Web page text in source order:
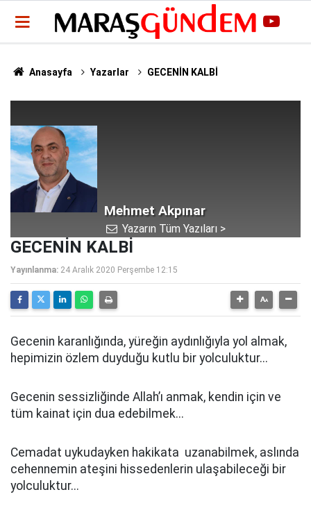
Anasayfa Yazarlar GECENİN KALBİ
Mehmet Akpınar
Yazarın Tüm Yazıları >
GECENİN KALBİ
Yayınlanma: 24 Aralık 2020 Perşembe 12:15
Gecenin karanlığında, yüreğin aydınlığıyla yol almak,
hepimizin özlem duyduğu kutlu bir yolculuktur...
Gecenin sessizliğinde Allah’ı anmak, kendin için ve
tüm kainat için dua edebilmek...
Cemadat uykudayken hakikata uzanabilmek, aslında
cehennemin ateşini hissedenlerin ulaşabileceği bir
yolculuktur...